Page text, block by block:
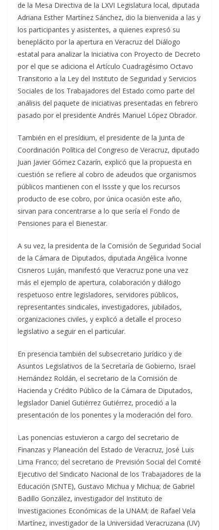
de la Mesa Directiva de la LXVI Legislatura local, diputada
Adriana Esther Martínez Sánchez, dio la bienvenida a las y
los participantes y asistentes, a quienes expresó su
beneplácito por la apertura en Veracruz del Diálogo
estatal para analizar la Iniciativa con Proyecto de Decreto
por el que se adiciona el Artículo Cuadragésimo Octavo
Transitorio a la Ley del Instituto de Seguridad y Servicios
Sociales de los Trabajadores del Estado como parte del
análisis del paquete de iniciativas presentadas en febrero
pasado por el presidente Andrés Manuel López Obrador.
También en el presídium, el presidente de la Junta de
Coordinación Política del Congreso de Veracruz, diputado
Juan Javier Gómez Cazarín, explicó que la propuesta en
cuestión se refiere al cobro de adeudos que organismos
públicos mantienen con el Issste y que los recursos
producto de ese cobro, por única ocasión este año,
sirvan para concentrarse a lo que sería el Fondo de
Pensiones para el Bienestar.
A su vez, la presidenta de la Comisión de Seguridad Social
de la Cámara de Diputados, diputada Angélica Ivonne
Cisneros Luján, manifestó que Veracruz pone una vez
más el ejemplo de apertura, colaboración y diálogo
respetuoso entre legisladores, servidores públicos,
representantes sindicales, investigadores, jubilados,
organizaciones civiles, y explicó a detalle el proceso
legislativo a seguir en el particular.
En presencia también del subsecretario Jurídico y de
Asuntos Legislativos de la Secretaría de Gobierno, Israel
Hernández Roldán, el secretario de la Comisión de
Hacienda y Crédito Público de la Cámara de Diputados,
legislador Daniel Gutiérrez Gutiérrez, procedió a la
presentación de los ponentes y la moderación del foro.
Las ponencias estuvieron a cargo del secretario de
Finanzas y Planeación del Estado de Veracruz, José Luis
Lima Franco; del secretario de Previsión Social del Comité
Ejecutivo del Sindicato Nacional de los Trabajadores de la
Educación (SNTE), Gustavo Michua y Michua; de Gabriel
Badillo González, investigador del Instituto de
Investigaciones Económicas de la UNAM; de Rafael Vela
Martínez, investigador de la Universidad Veracruzana (UV)